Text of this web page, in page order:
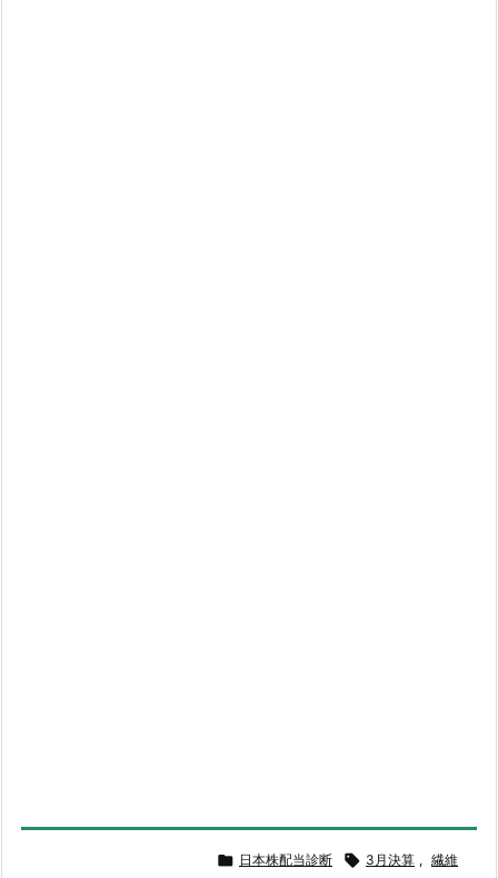
 日本株配当診断  3月決算 , 繊維